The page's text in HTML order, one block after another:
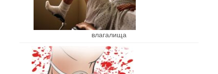
влагалища